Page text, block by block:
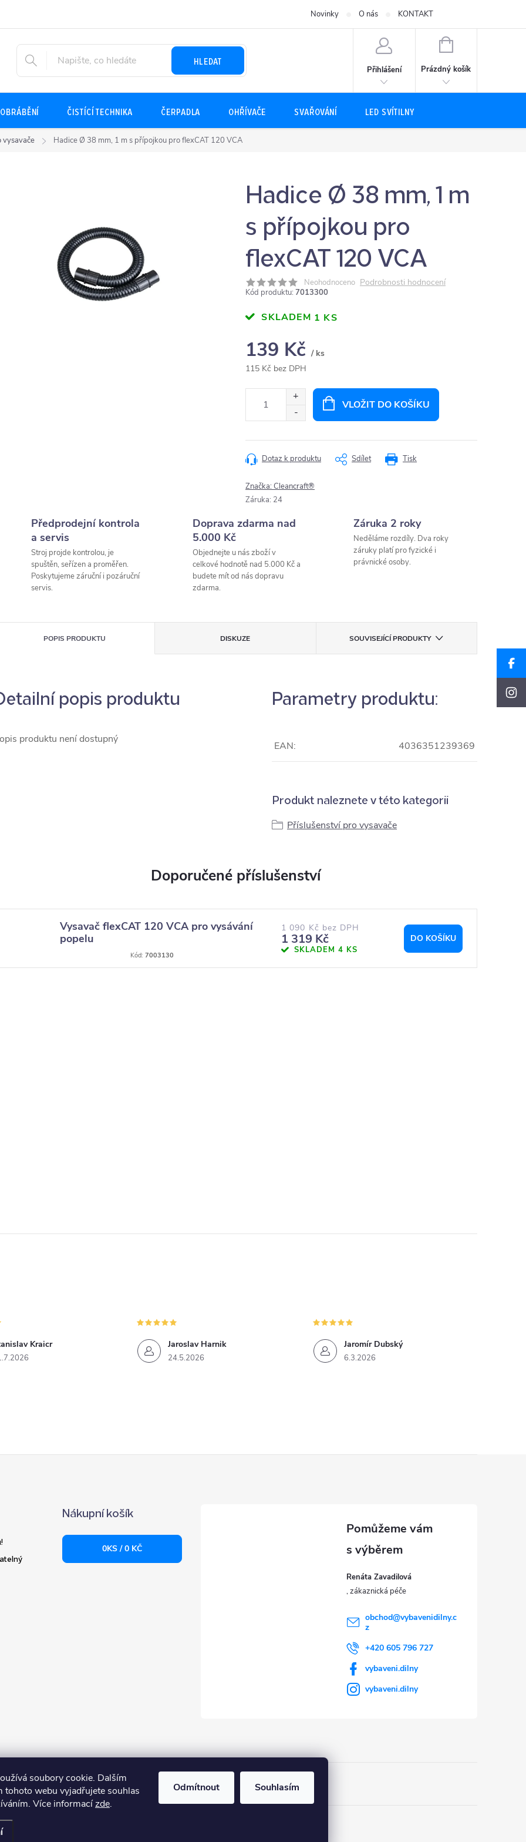
soubory cookie. Dalším
tohoto webu vyjadřujete souhlas
Více informacízde.
Odmítnout Souhlasím
Novinky O nás KONTAKT
HLEDAT
Přihlášení
NÁKUPNÍ
Prázdný košík
ČISTÍCÍ TECHNIKA ČERPADLA OHŘÍVAČE SVAŘOVÁNÍ LED SVÍTILNY
vysavače Hadice Ø 38 mm, 1 m s přípojkou pro flexCAT 120 VCA
Hadice Ø 38 mm, 1 m
s přípojkou pro
flexCAT 120 VCA
Neohodnoceno Podrobnosti hodnocení
Kód produktu: 7013300
SKLADEM 1 KS
139 Kč / ks
115 Kč bez DPH
VLOŽIT DO KOŠÍKU
Tisk
Dotaz k produktu Sdílet
Značka:Cleancraft®
Záruka: 24
Předprodejní kontrola
a servis
Stroj projde kontrolou, je
spuštěn, seřízen a proměřen.
Poskytujeme záruční i pozáruční
servis.
Doprava zdarma nad
5.000 Kč
Objednejte u nás zboží v
celkové hodnotě nad 5.000 Kč a
budete mít od nás dopravu
zdarma.
Záruka 2 roky
Neděláme rozdíly. Dva roky
záruky platí pro fyzické i
právnické osoby.
POPIS PRODUKTU DISKUZE SOUVISEJÍCÍ PRODUKTY
popis produktu
produktu není dostupný
Parametry produktu:
EAN: 4036351239369
Produkt naleznete v této kategorii
Příslušenství pro vysavače
Vysavač flexCAT 120 VCA pro vysávání
popelu
1 090 Kč bez DPH
1 319 Kč
SKLADEM4 KS
DO KOŠÍKU
Kód: 7003130
Kraicr Jaroslav Harnik
24.5.2026
Jaromír Dubský
6.3.2026
Nákupní košík
0KS /0 KČ
Renáta Zavadilová
obchod@vybavenidilny.c
z
+420 605 796 727
vybaveni.dilny
vybaveni.dilny